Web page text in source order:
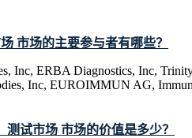
市场的主要参与者有哪些？
Inc, ERBA Diagnostics, Inc,
Inc, EUROIMMUN AG,
试市场 市场的价值是多少？